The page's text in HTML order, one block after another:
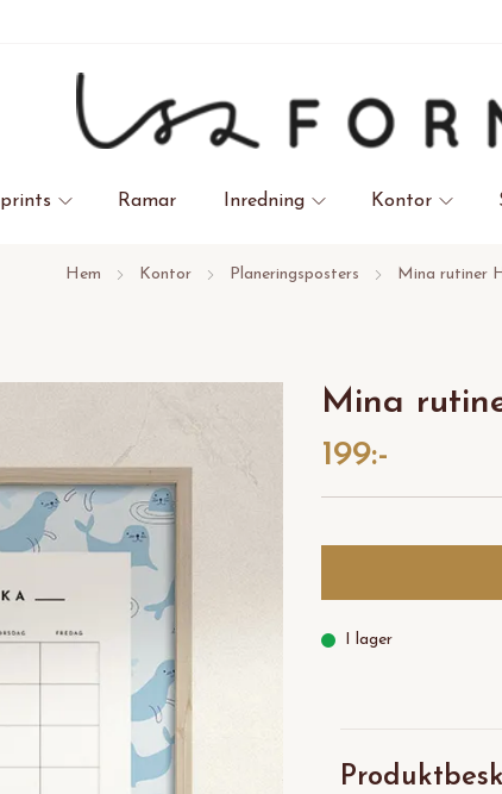
Ramar Inredning Kontor
Hem Kontor Planeringsposters Mina rutiner
Mina
199:-
I lager